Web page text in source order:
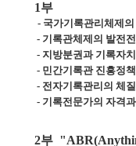
1부
- 국가기록관리체제의
- 기록관체제의 발전
- 지방분권과 기록자치
- 민간기록관 진흥정책
- 전자기록관리의 체
- 기록전문가의 자격
2부